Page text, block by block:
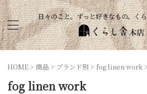
日々のこと。ずっと好きなもの。
HOME > 商品 > ブランド別 > fog linen work >
fog linen work